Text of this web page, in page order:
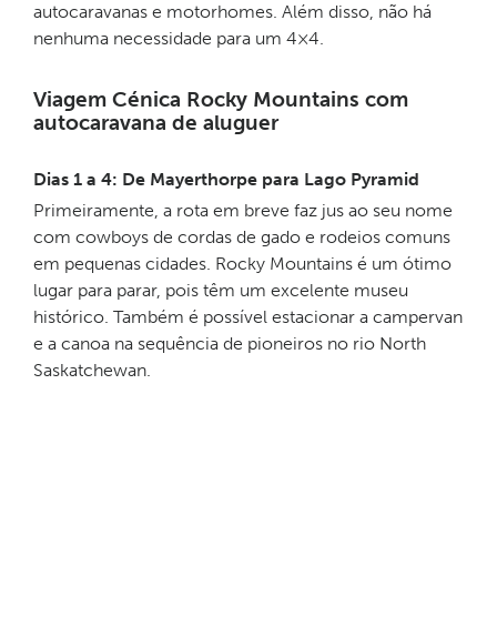
autocaravanas e motorhomes. Além disso, não há
nenhuma necessidade para um 4×4.
Viagem Cénica Rocky Mountains com
autocaravana de aluguer
Dias 1 a 4: De Mayerthorpe para Lago Pyramid
Primeiramente, a rota em breve faz jus ao seu nome
com cowboys de cordas de gado e rodeios comuns
em pequenas cidades. Rocky Mountains é um ótimo
lugar para parar, pois têm um excelente museu
histórico. Também é possível estacionar a campervan
e a canoa na sequência de pioneiros no rio North
Saskatchewan.